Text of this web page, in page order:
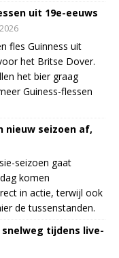
uit 19e-eeuws
fles Guinness uit
het Britse Dover.
het bier graag
Guiness-flessen
nieuw seizoen af,
seizoen gaat
komen
in actie, terwijl ook
de tussenstanden.
tijdens live-